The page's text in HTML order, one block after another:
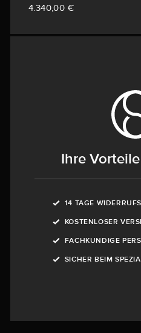
4.340,00 €
Ihre
14 TAGE
KOSTENLOSER
FACHKUNDIGE
SICHER BEIM